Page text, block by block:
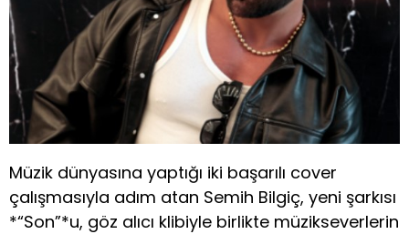
Müzik dünyasına yaptığı iki başarılı cover
çalışmasıyla adım atan Semih Bilgiç, yeni şarkısı
*“Son”*u, göz alıcı klibiyle birlikte müzikseverlerin